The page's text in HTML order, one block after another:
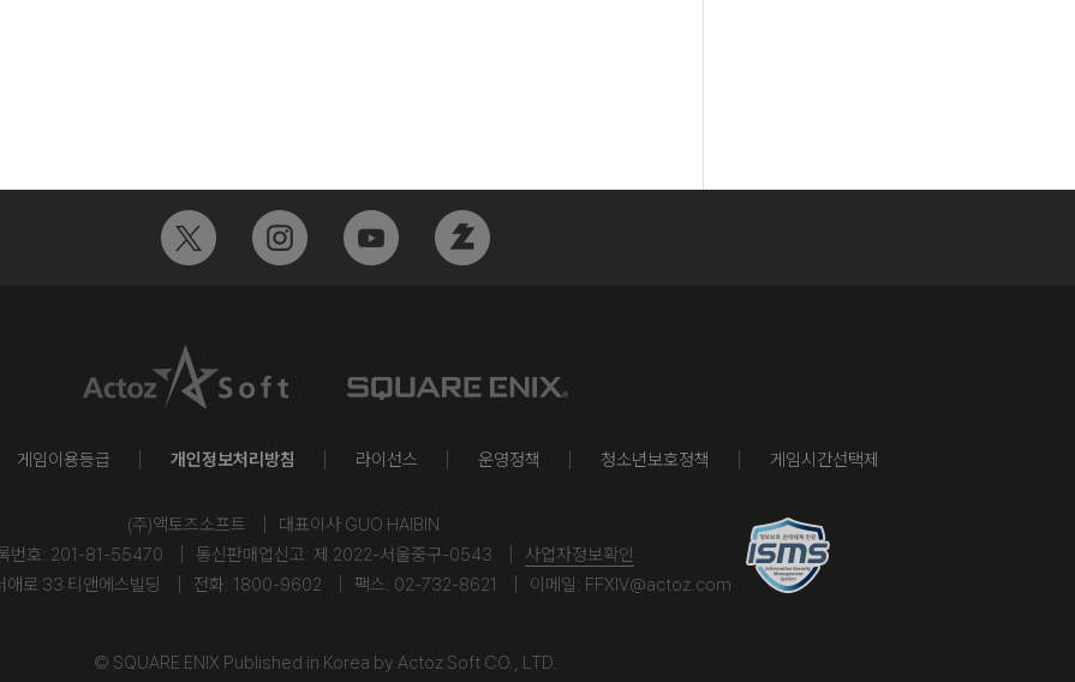
게임이용등급 개인정보처리방침 라이선스 운영정책 청소년보호정책 게임시간선택제
(주)액토즈소프트
대표이사 GUO HAIBIN
번호: 201-81-55470
통신판매업신고: 제 2022-서울중구-0543
사업자정보확인
애로 33 티앤에스빌딩
전화: 1800-9602 팩스: 02-732-8621 이메일: FFXIV@actoz.com
© SQUARE ENIX Published in Korea by Actoz Soft CO., LTD.